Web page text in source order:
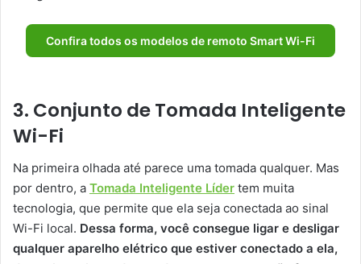
Confira todos os modelos de remoto Smart Wi-Fi
3. Conjunto de Tomada Inteligente
Wi-Fi
Na primeira olhada até parece uma tomada qualquer. Mas
por dentro, a Tomada Inteligente Líder tem muita
tecnologia, que permite que ela seja conectada ao sinal
Wi-Fi local. Dessa forma, você consegue ligar e desligar
qualquer aparelho elétrico que estiver conectado a ela,